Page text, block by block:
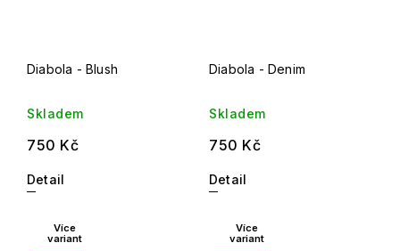
Diabola - Blush
Skladem
750 Kč
Detail
Diabola - Denim
Skladem
750 Kč
Detail
Více
variant
Více
variant